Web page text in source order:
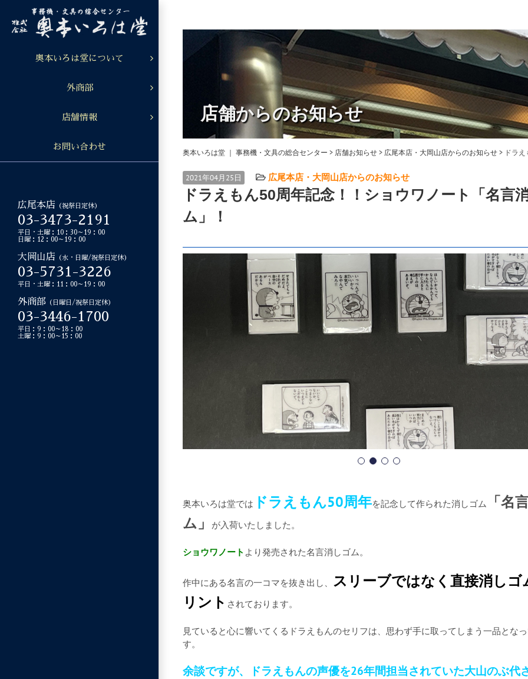
content
奥本いろは堂について
外商部
店舗情報
お問い合わせ
広尾本店 （祝祭日定休）
03-3473-2191
平日・土曜：10：30～19：00
日曜：12：00～19：00
大岡山店 （水・日曜/祝祭日定休）
03-5731-3226
平日・土曜：11：00～19：00
外商部 （日曜日/祝祭日定休）
03-3446-1700
平日：9：00～18：00
土曜：9：00～15：00
店舗からのお知らせ
奥本いろは堂 ｜ 事務機・文具の総合センター > 店舗お知らせ > 広尾本店・大岡山店からのお知らせ > ドラ
2021年04月25日 広尾本店・大岡山店からのお知らせ
ドラえもん50周年記念！！ショウワノート「名言
ム」！
奥本いろは堂では ドラえもん50周年を記念して作られた消しゴム
「名
ム」
が入荷いたしました。
ショウワノート より発売された名言消しゴム。
作中にある名言の一コマを抜き出し、 スリーブではなく直接消しゴ
リント されております。
見ていると心に響いてくるドラえもんのセリフは、思わず手に取ってしまう一品とな
す。
余談ですが、ドラえもんの声優を26年間担当されていた大山のぶ代